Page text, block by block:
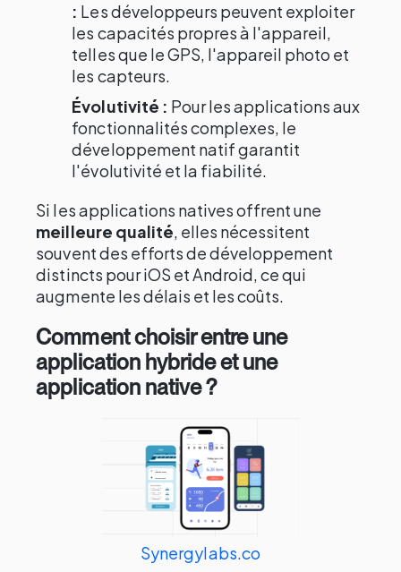
: Les développeurs peuvent exploiter
les capacités propres à l'appareil,
telles que le GPS, l'appareil photo et
les capteurs.
Évolutivité : Pour les applications aux
fonctionnalités complexes, le
développement natif garantit
l'évolutivité et la fiabilité.
Si les applications natives offrent une
meilleure qualité, elles nécessitent
souvent des efforts de développement
distincts pour iOS et Android, ce qui
augmente les délais et les coûts.
Comment choisir entre une
application hybride et une
application native ?
Synergylabs.co